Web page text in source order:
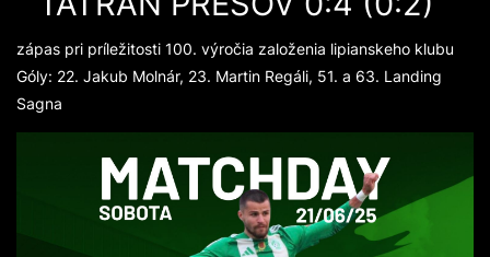
zápas pri príležitosti 100. výročia založenia lipianskeho klubu
Góly: 22. Jakub Molnár, 23. Martin Regáli, 51. a 63. Landing
Sagna